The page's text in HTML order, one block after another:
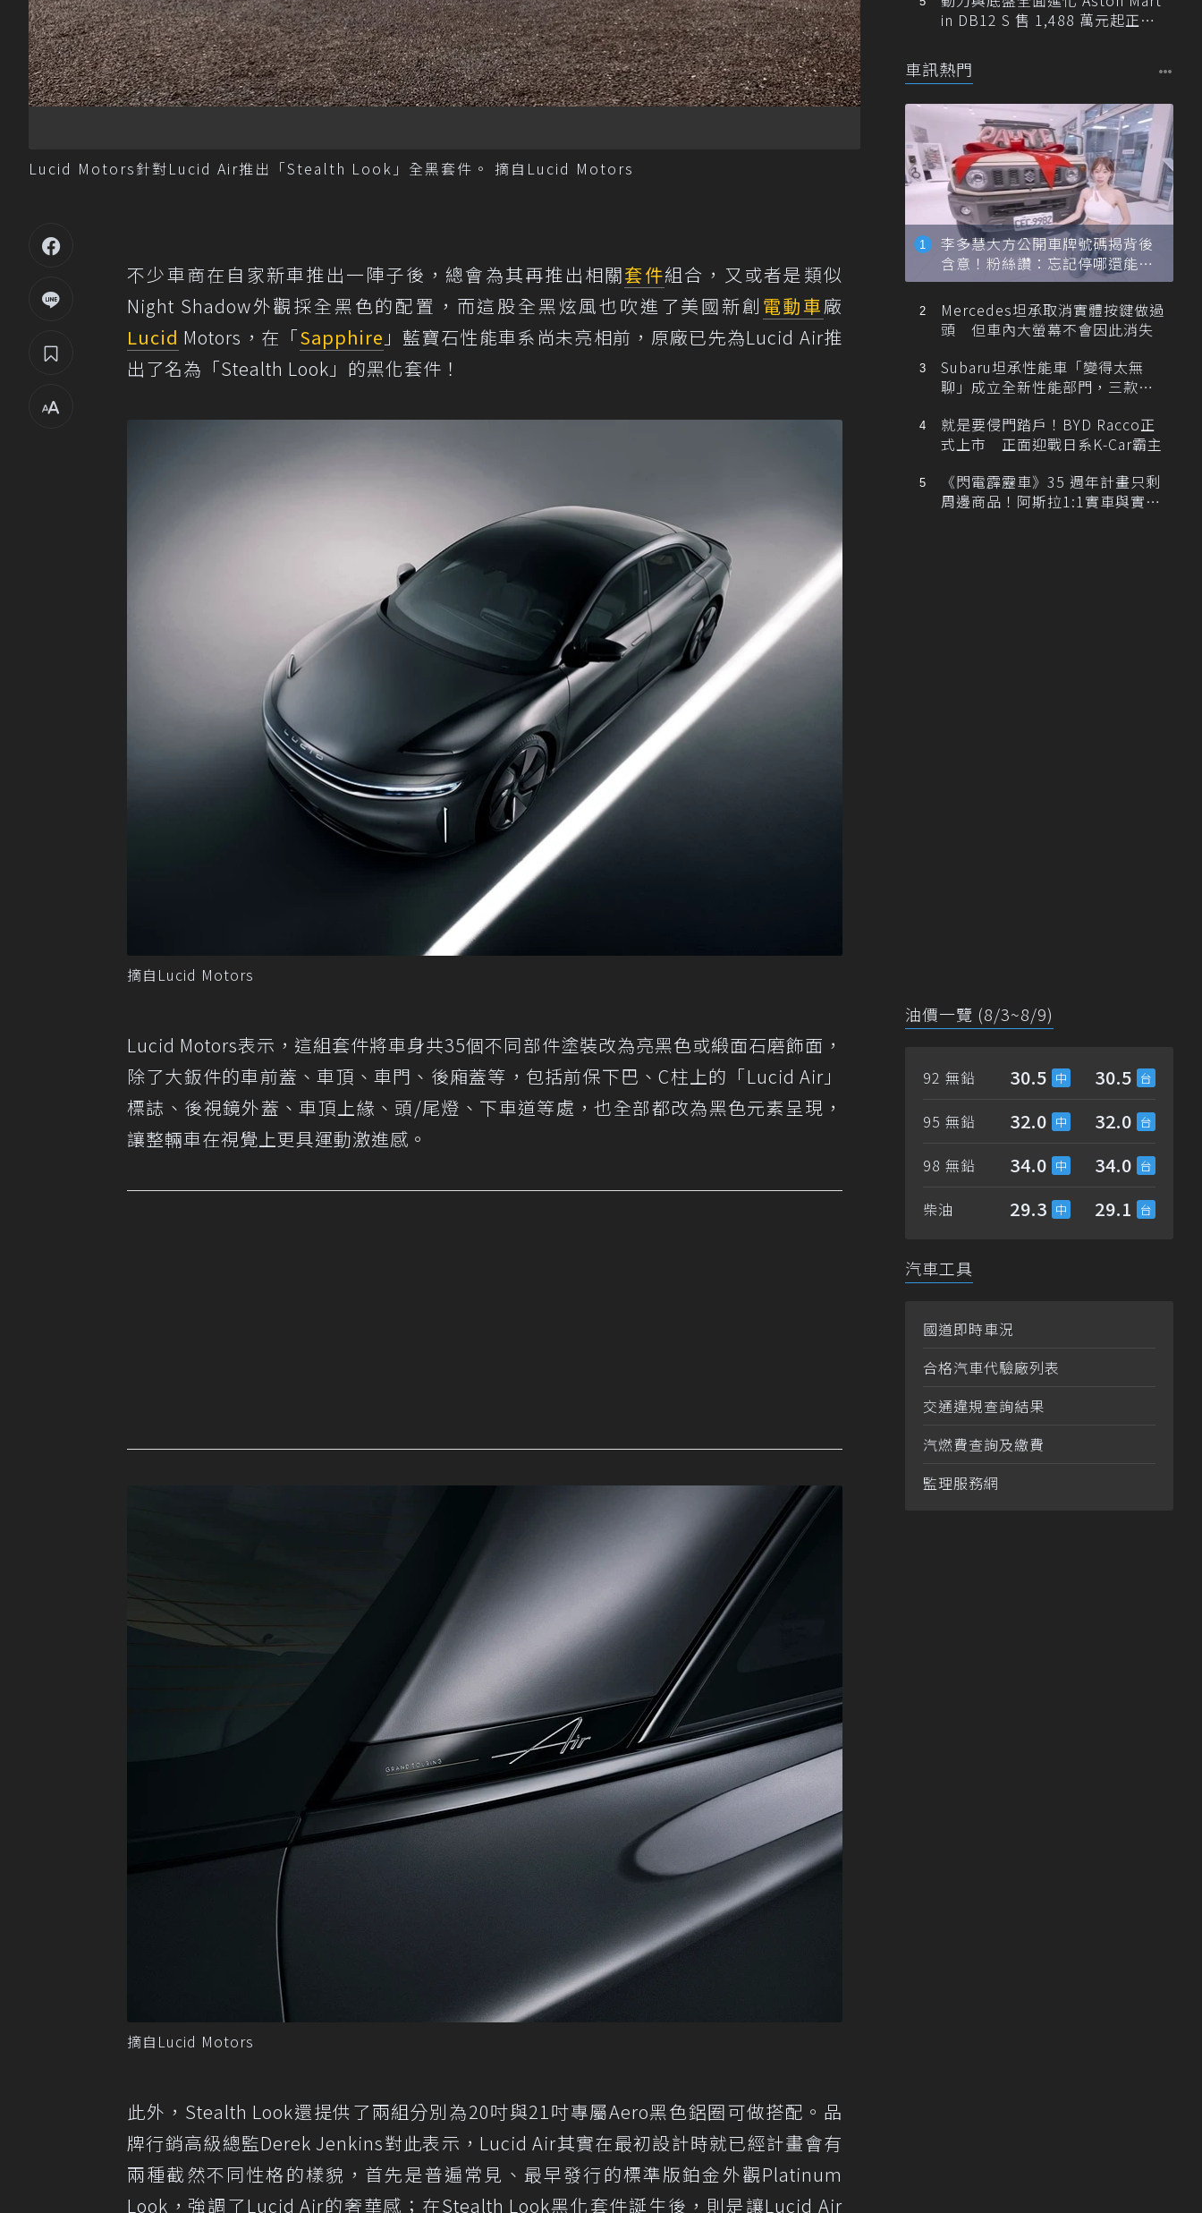
Lucid Motors針對Lucid Air推出「Stealth Look」全黑套件。 摘自Lucid Motors
不少車商在自家新車推出一陣子後，總會為其再推出相關套件組合，又或者是類似
Night Shadow外觀採全黑色的配置，而這股全黑炫風也吹進了美國新創 電動車廠
Lucid Motors，在「Sapphire 」藍寶石性能車系尚未亮相前，原廠已先為Lucid Air推
出了名為「Stealth Look」的黑化套件！
摘自Lucid Motors
Lucid Motors表示，這組套件將車身共35個不同部件塗裝改為亮黑色或緞面石磨飾面，
除了大鈑件的車前蓋、車頂、車門、後廂蓋等，包括前保下巴、C柱上的「Lucid Air」
標誌、後視鏡外蓋、車頂上緣、頭/尾燈、下車道等處，也全部都改為黑色元素呈現，
讓整輛車在視覺上更具運動激進感。
摘自Lucid Motors
此外，Stealth Look還提供了兩組分別為20吋與21吋專屬Aero黑色鋁圈可做搭配。品
牌行銷高級總監Derek Jenkins對此表示，Lucid Air其實在最初設計時就已經計畫會有
兩種截然不同性格的樣貌，首先是普遍常見、最早發行的標準版鉑金外觀Platinum
Look，強調了Lucid Air的奢華感；在Stealth Look黑化套件誕生後，則是讓Lucid Air
in DB12 S 售 1,488 萬元起正式
車訊熱門
李多慧大方公開車牌號碼揭背後
含意！粉絲讚：忘記停哪還能幫
忙找車
Mercedes坦承取消實體按鍵做過
頭 但車內大螢幕不會因此消失
Subaru坦承性能車「變得太無
聊」成立全新性能部門，三款手
就是要侵門踏戶！BYD Racco正
式上市 正面迎戰日系K-Car霸主
《閃電霹靂車》35 週年計畫只剩
周邊商品！阿斯拉1:1實車與實體
油價一覽 (8/3~8/9)
92 無鉛 30.5 30.5
95 無鉛 32.0 32.0
98 無鉛 34.0 34.0
柴油 29.3 29.1
汽車工具
國道即時車況
合格汽車代驗廠列表
交通違規查詢結果
汽燃費查詢及繳費
監理服務網